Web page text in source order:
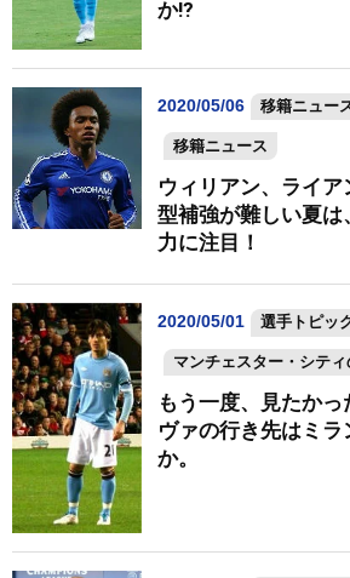
か⁉
2020/05/06 移籍ニュー
移籍ニュース
ウィリアン、ライ
型補強が難しい夏
力に注目！
2020/05/01 選手トピッ
マンチェスター・シティ
もう一度、見たか
ヴァの行き先はミ
か。